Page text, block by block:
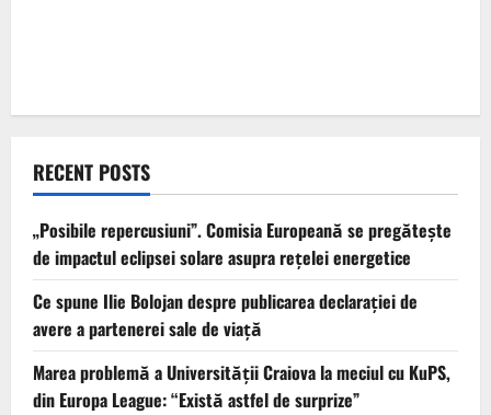
RECENT POSTS
„Posibile repercusiuni”. Comisia Europeană se pregătește
de impactul eclipsei solare asupra rețelei energetice
Ce spune Ilie Bolojan despre publicarea declarației de
avere a partenerei sale de viață
Marea problemă a Universității Craiova la meciul cu KuPS,
din Europa League: “Există astfel de surprize”